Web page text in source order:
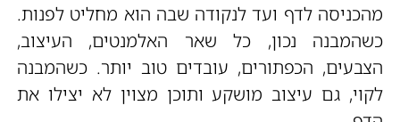
מהכניסה לדף ועד לנקודה שבה הוא מחליט לפנות.
כשהמבנה נכון, כל שאר האלמנטים, העיצוב,
הצבעים, הכפתורים, עובדים טוב יותר. כשהמבנה
לקוי, גם עיצוב מושקע ותוכן מצוין לא יצילו את